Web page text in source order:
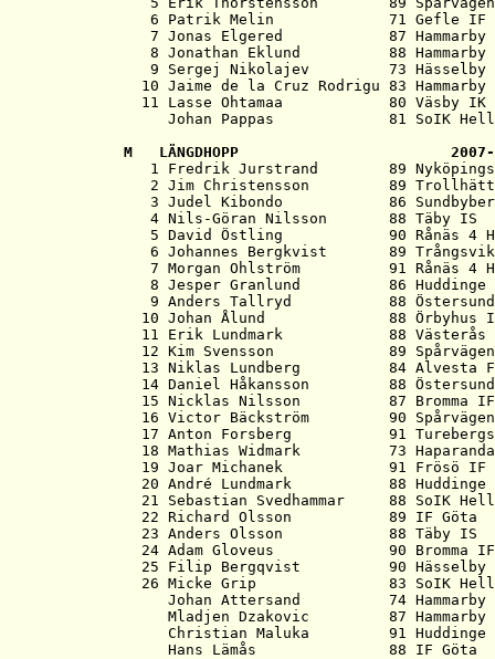
6 Patrik Melin             71 Gefle IF
7 Jonas Elgered            87 Hammarby
8 Jonathan Eklund          88 Hammarby
9 Sergej Nikolajev         73 Hässelby
10 Jaime de la Cruz Rodrigu 83 Hammarby
11 Lasse Ohtamaa            80 Väsby IK
M LÄNGDHOPP                        2007-
1 Fredrik Jurstrand        89
2 Jim Christensson         89
3 Judel Kibondo            86
4 Nils-Göran Nilsson       88 Täby IS
5 David Östling            90 Rånäs 4
6 Johannes Bergkvist       89
7 Morgan Ohlström          91 Rånäs 4
8 Jesper Granlund          86 Huddinge
9 Anders Tallryd           88
10 Johan Ålund              88 Örbyhus
11 Erik Lundmark            88 Västerås
12 Kim Svensson             89
13 Niklas Lundberg          84 Alvesta
14 Daniel Håkansson         88
15 Nicklas Nilsson          87 Bromma
16 Victor Bäckström         90
17 Anton Forsberg           91
18 Mathias Widmark          73
19 Joar Michanek            91 Frösö IF
20 André Lundmark           88 Huddinge
21 Sebastian Svedhammar     88 SoIK
22 Richard Olsson           89 IF Göta
23 Anders Olsson            88 Täby IS
24 Adam Gloveus             90 Bromma
25 Filip Bergqvist          90 Hässelby
26 Micke Grip               83 SoIK
Johan Attersand          74 Hammarby
Mladjen Dzakovic         87 Hammarby
Christian Maluka         91 Huddinge
Hans Lämås               88 IF Göta